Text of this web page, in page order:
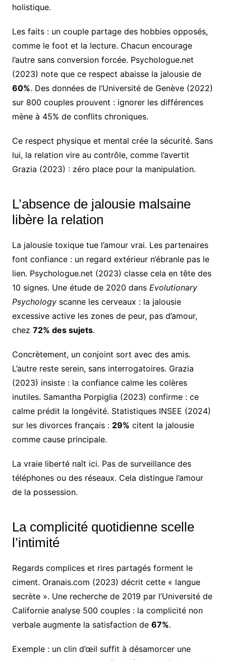
holistique.
Les faits : un couple partage des hobbies opposés,
comme le foot et la lecture. Chacun encourage
l’autre sans conversion forcée. Psychologue.net
(2023) note que ce respect abaisse la jalousie de
60%. Des données de l’Université de Genève (2022)
sur 800 couples prouvent : ignorer les différences
mène à 45% de conflits chroniques.
Ce respect physique et mental crée la sécurité. Sans
lui, la relation vire au contrôle, comme l’avertit
Grazia (2023) : zéro place pour la manipulation.
L’absence de jalousie malsaine
libère la relation
La jalousie toxique tue l’amour vrai. Les partenaires
font confiance : un regard extérieur n’ébranle pas le
lien. Psychologue.net (2023) classe cela en tête des
10 signes. Une étude de 2020 dans Evolutionary
Psychologyscanne les cerveaux : la jalousie
excessive active les zones de peur, pas d’amour,
chez 72% des sujets.
Concrètement, un conjoint sort avec des amis.
L’autre reste serein, sans interrogatoires. Grazia
(2023) insiste : la confiance calme les colères
inutiles. Samantha Porpiglia (2023) confirme : ce
calme prédit la longévité. Statistiques INSEE (2024)
sur les divorces français : 29% citent la jalousie
comme cause principale.
La vraie liberté naît ici. Pas de surveillance des
téléphones ou des réseaux. Cela distingue l’amour
de la possession.
La complicité quotidienne scelle
l’intimité
Regards complices et rires partagés forment le
ciment. Oranais.com (2023) décrit cette « langue
secrète ». Une recherche de 2019 par l’Université de
Californie analyse 500 couples : la complicité non
verbale augmente la satisfaction de 67%.
Exemple : un clin d’œil suffit à désamorcer une